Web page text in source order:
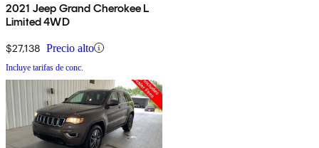
2021 Jeep Grand Cherokee L
Limited 4WD
$27,138 Precio alto
Incluye tarifas de conc.